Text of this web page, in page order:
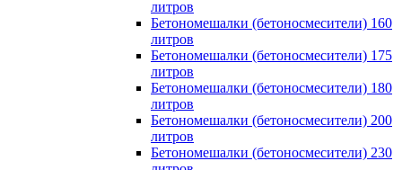
литров
Бетономешалки (бетоносмесители) 160
литров
Бетономешалки (бетоносмесители) 175
литров
Бетономешалки (бетоносмесители) 180
литров
Бетономешалки (бетоносмесители) 200
литров
Бетономешалки (бетоносмесители) 230